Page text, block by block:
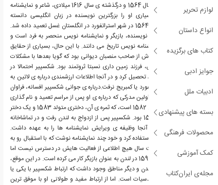
لوازم تحریر
انواع داستان
کتاب های برگزیده
جوایز ادبی
ادبیات ملل
بسته های پیشنهادی
محصولات فرهنگی
کمک آموزشی
مجله‌ی ایران‌کتاب
ویلیام شکسپیر، زاده ی سال 1564 و درگذشته ی سال 1616 میلادی، شاعر و نمایشنامه
نویس انگلیسی بود. بسیاری او را بزرگترین نویسنده در زبان انگلیسی دانسته
اند.شکسپیر در 26 آوریل 1564 در شهر استراتفورد در انگلستان غسل تعمید داده شد.
شهرت او به عنوان شاعر، نویسنده، بازیگر و نمایشنامه نویس منحصر به فرد است و
برخی او را بزرگترین نمایشنامه نویس تاریخ می دانند. با این حال، بسیاری از حقایق
زندگی او مبهم است. پدرش از صاحب منصبان دیوانی بود که گویا بعدها با مشکلات
مالی مواجه شد و مادرش، فرزند زمین داری نسبتا ثروتمند بود. شکسپیر احتمالا در
مدرسه ی گرامر استراتفورد تحصیل کرد و در آنجا اطلاعات ارزشمندی درباره ی لاتین به
دست آورد. اما او به آکسفورد یا کمبریج نرفت.درباره ی جوانی شکسپیر افسانه، فراوان
است و سند معتبر اندک. اولین مدرکی که درباره ی او پس از مراسم تعمید و نام گذاری
داریم، از ازدواجش در سال 1582 است، که ثمره ی آن، دختری متولد 1583 و یک دختر
و پسر دوقلو در سال 1585 بود. شکسپیر پس از ازدواج به لندن رفت و در تماشاخانه
مشغول بازی شد. او در آنجا وظیفه ی ویرایش نمایشنامه ها را به عهده داشت.
شکسپیر از این موقعیت استفاده کرد و خود چند نمایشنامه نوشت که با استقبال رو به
رو شد. پس از آن، تا هفت سال هیچ اطلاعی از فعالیت هایش در دسترس نیست اما
وی احتمالا پیش از سال 1592 در لندن به عنوان بازیگر کار می کرده است. در این موقع،
چندین گروه بازیگری در لندن و دیگر مناطق وجود داشت که ارتباط شکسپیر با یکی یا
بیشتر از آن ها همگی حدسیات است. اما از ارتباط مفید و طولانی او با موفق ترین